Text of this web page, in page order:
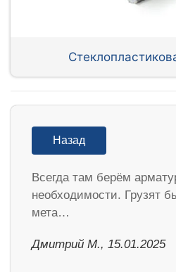
Назад
Всегда там берём
необходимости. Грузят
мета…
Дмитрий М., 15.01.2025